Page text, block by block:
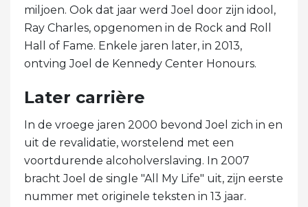
miljoen. Ook dat jaar werd Joel door zijn idool,
Ray Charles, opgenomen in de Rock and Roll
Hall of Fame. Enkele jaren later, in 2013,
ontving Joel de Kennedy Center Honours.
Later carrière
In de vroege jaren 2000 bevond Joel zich in en
uit de revalidatie, worstelend met een
voortdurende alcoholverslaving. In 2007
bracht Joel de single "All My Life" uit, zijn eerste
nummer met originele teksten in 13 jaar.